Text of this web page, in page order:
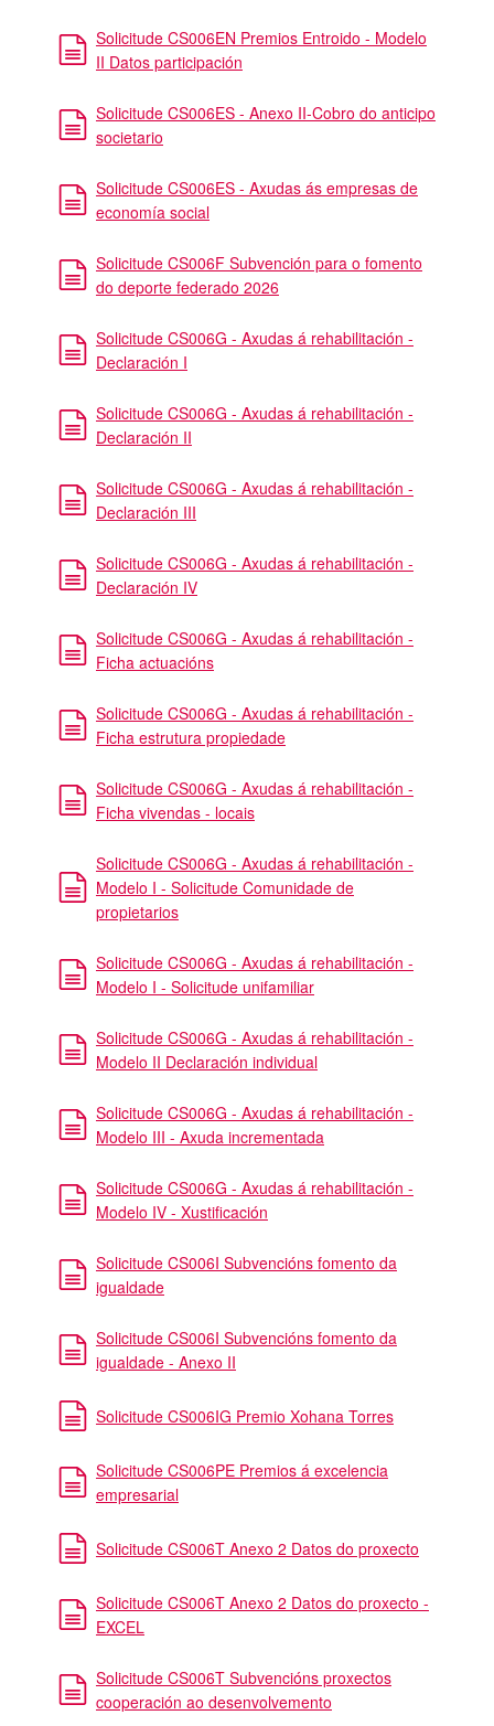
Solicitude CS006EN Premios Entroido - Modelo
II Datos participación
Solicitude CS006ES - Anexo II-Cobro do anticipo
societario
Solicitude CS006ES - Axudas ás empresas de
economía social
Solicitude CS006F Subvención para o fomento
do deporte federado 2026
Solicitude CS006G - Axudas á rehabilitación -
Declaración I
Solicitude CS006G - Axudas á rehabilitación -
Declaración II
Solicitude CS006G - Axudas á rehabilitación -
Declaración III
Solicitude CS006G - Axudas á rehabilitación -
Declaración IV
Solicitude CS006G - Axudas á rehabilitación -
Ficha actuacións
Solicitude CS006G - Axudas á rehabilitación -
Ficha estrutura propiedade
Solicitude CS006G - Axudas á rehabilitación -
Ficha vivendas - locais
Solicitude CS006G - Axudas á rehabilitación -
Modelo I - Solicitude Comunidade de
propietarios
Solicitude CS006G - Axudas á rehabilitación -
Modelo I - Solicitude unifamiliar
Solicitude CS006G - Axudas á rehabilitación -
Modelo II Declaración individual
Solicitude CS006G - Axudas á rehabilitación -
Modelo III - Axuda incrementada
Solicitude CS006G - Axudas á rehabilitación -
Modelo IV - Xustificación
Solicitude CS006I Subvencións fomento da
igualdade
Solicitude CS006I Subvencións fomento da
igualdade - Anexo II
Solicitude CS006IG Premio Xohana Torres
Solicitude CS006PE Premios á excelencia
empresarial
Solicitude CS006T Anexo 2 Datos do proxecto
Solicitude CS006T Anexo 2 Datos do proxecto -
EXCEL
Solicitude CS006T Subvencións proxectos
cooperación ao desenvolvemento